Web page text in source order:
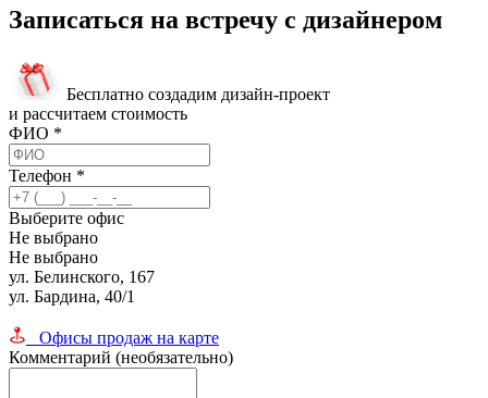
Записаться на встречу с дизайнером
Бесплатно создадим дизайн-проект
и рассчитаем стоимость
ФИО *
Телефон *
Выберите офис
Не выбрано
Не выбрано
ул. Белинского, 167
ул. Бардина, 40/1
Офисы продаж на карте
Комментарий (необязательно)